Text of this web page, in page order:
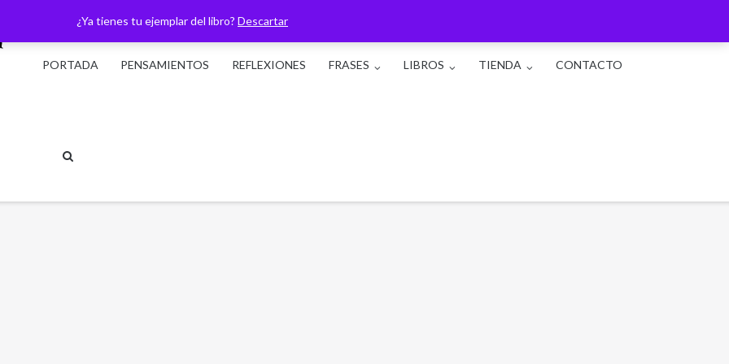
¿Ya tienes tu ejemplar del libro? Descartar
PORTADA
PENSAMIENTOS REFLEXIONES FRASES LIBROS TIENDA CONTACTO